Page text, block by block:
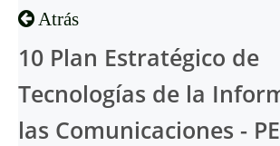
Atrás
10 Plan Estratégico de
Tecnologías de la
las Comunicaciones -